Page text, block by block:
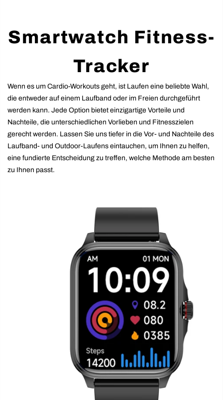
Smartwatch Fitness-
Tracker
Wenn es um Cardio-Workouts geht, ist Laufen eine beliebte Wahl,
die entweder auf einem Laufband oder im Freien durchgeführt
werden kann. Jede Option bietet einzigartige Vorteile und
Nachteile, die unterschiedlichen Vorlieben und Fitnesszielen
gerecht werden. Lassen Sie uns tiefer in die Vor- und Nachteile des
Laufband- und Outdoor-Laufens eintauchen, um Ihnen zu helfen,
eine fundierte Entscheidung zu treffen, welche Methode am besten
zu Ihnen passt.